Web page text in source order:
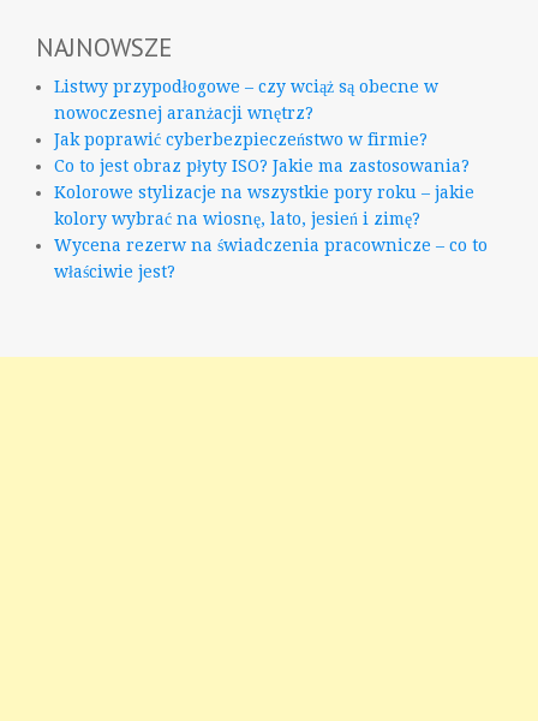
NAJNOWSZE
Listwy przypodłogowe – czy wciąż są obecne w
nowoczesnej aranżacji wnętrz?
Jak poprawić cyberbezpieczeństwo w firmie?
Co to jest obraz płyty ISO? Jakie ma zastosowania?
Kolorowe stylizacje na wszystkie pory roku – jakie
kolory wybrać na wiosnę, lato, jesień i zimę?
Wycena rezerw na świadczenia pracownicze – co to
właściwie jest?